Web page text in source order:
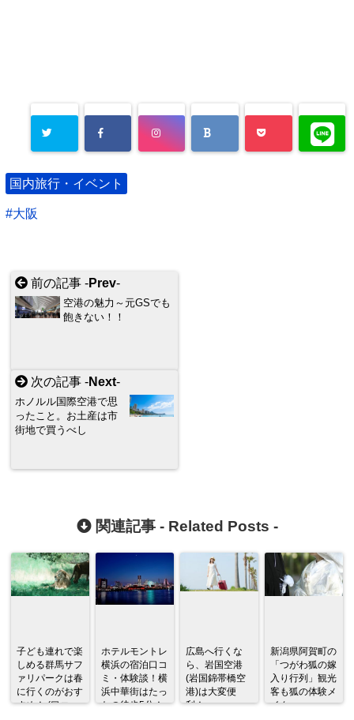
国内旅行・イベント
大阪
前の記事 -Prev-
空港の魅力～元GSでも
飽きない！！
次の記事 -Next-
ホノルル国際空港で思
ったこと。お土産は市
街地で買うべし
関連記事 - Related Posts -
子ども連れで楽
しめる群馬サフ
ァリパークは春
に行くのがおす
すめ！ (口コ
ホテルモントレ
横浜の宿泊口コ
ミ・体験談！横
浜中華街はたっ
たの徒歩5分！
広島へ行くな
ら、岩国空港
(岩国錦帯橋空
港)は大変便
利！
新潟県阿賀町の
「つがわ狐の嫁
入り行列」観光
客も狐の体験メ
イク